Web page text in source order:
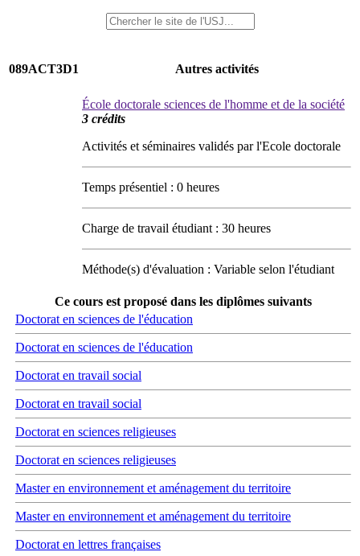
089ACT3D1 Autres activités
École doctorale sciences de l'homme et de la société
3 crédits
Activités et séminaires validés par l'Ecole doctorale
Temps présentiel : 0 heures
Charge de travail étudiant : 30 heures
Méthode(s) d'évaluation : Variable selon l'étudiant
Ce cours est proposé dans les diplômes suivants
Doctorat en sciences de l'éducation
Doctorat en sciences de l'éducation
Doctorat en travail social
Doctorat en travail social
Doctorat en sciences religieuses
Doctorat en sciences religieuses
Master en environnement et aménagement du territoire
Master en environnement et aménagement du territoire
Doctorat en lettres françaises